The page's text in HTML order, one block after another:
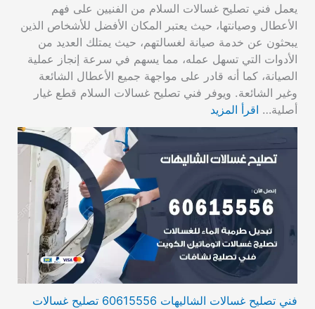
يعمل فني تصليح غسالات السلام من الفنيين على فهم
الأعطال وصيانتها، حيث يعتبر المكان الأفضل للأشخاص الذين
يبحثون عن خدمة صيانة لغسالتهم، حيث يمتلك العديد من
الأدوات التي تسهل عمله، مما يسهم في سرعة إنجاز عملية
الصيانة، كما أنه قادر على مواجهة جميع الأعطال الشائعة
وغير الشائعة. ويوفر فني تصليح غسالات السلام قطع غيار
أصلية… اقرأ المزيد
فني تصليح غسالات الشاليهات 60615556 تصليح غسالات